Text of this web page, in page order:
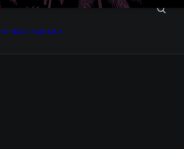
NOUS ?CONTACT